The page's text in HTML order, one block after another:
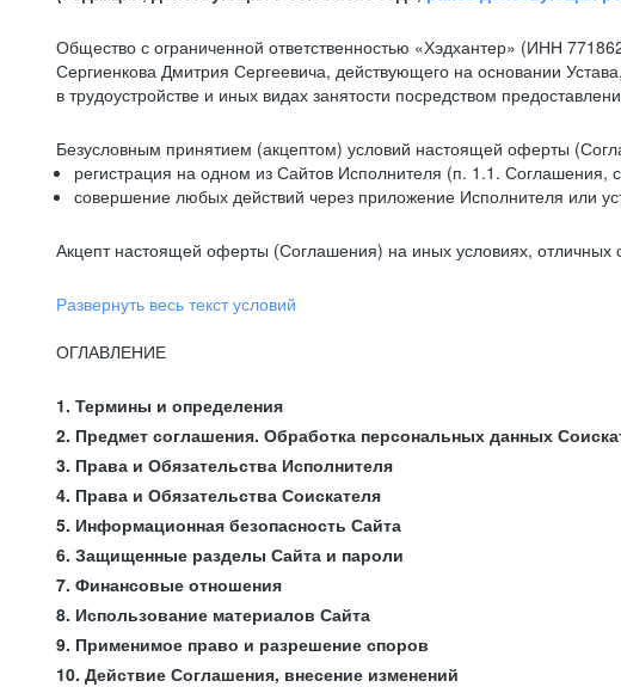
Общество с ограниченной ответственностью «Хэдхантер» (ИНН
Сергиенкова Дмитрия Сергеевича, действующего на основании
в трудоустройстве и иных видах занятости посредством
Безусловным принятием (акцептом) условий настоящей оферты
регистрация на одном из Сайтов Исполнителя (п. 1.1.
совершение любых действий через приложение Исполнителя или
Акцепт настоящей оферты (Соглашения) на иных условиях, отличных
Развернуть весь текст условий
ОГЛАВЛЕНИЕ
1. Термины и определения
2. Предмет соглашения. Обработка персональных данных
3. Права и Обязательства Исполнителя
4. Права и Обязательства Соискателя
5. Информационная безопасность Сайта
6. Защищенные разделы Сайта и пароли
7. Финансовые отношения
8. Использование материалов Сайта
9. Применимое право и разрешение споров
10. Действие Соглашения, внесение изменений